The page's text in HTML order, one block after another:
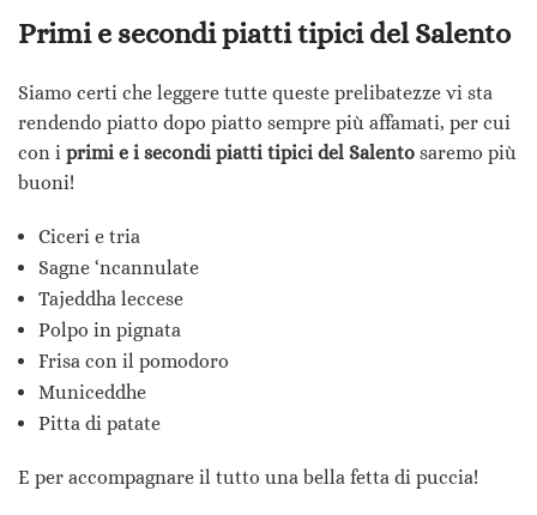
Primi e secondi piatti tipici del Salento
Siamo certi che leggere tutte queste prelibatezze vi sta
rendendo piatto dopo piatto sempre più affamati, per cui
con i primi e i secondi piatti tipici del Salento saremo più
buoni!
Ciceri e tria
Sagne ‘ncannulate
Tajeddha leccese
Polpo in pignata
Frisa con il pomodoro
Municeddhe
Pitta di patate
E per accompagnare il tutto una bella fetta di puccia!